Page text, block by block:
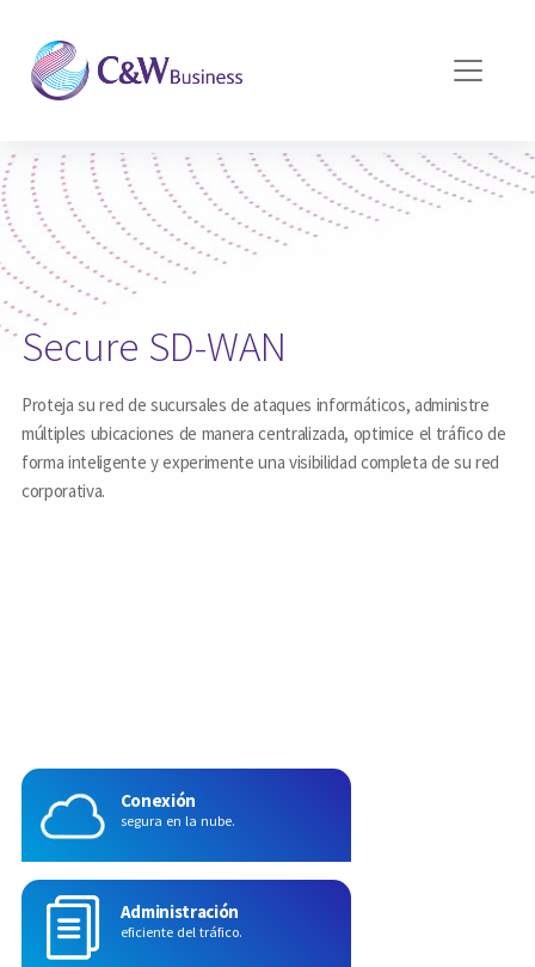
Secure SD-WAN
Proteja su red de sucursales de ataques informáticos, administre
múltiples ubicaciones de manera centralizada, optimice el tráfico de
forma inteligente y experimente una visibilidad completa de su red
corporativa.
Conexión
segura en la nube.
Administración
eficiente del tráfico.